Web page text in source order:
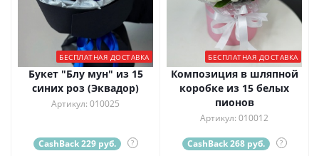
БЕСПЛАТНАЯ ДОСТАВКА
Букет "Блу мун" из 15
синих роз (Эквадор)
Артикул: 010025
CashBack 229 руб. ?
БЕСПЛАТНАЯ ДОСТАВКА
Композиция в шляпной
коробке из 15 белых
пионов
Артикул: 010012
CashBack 268 руб. ?